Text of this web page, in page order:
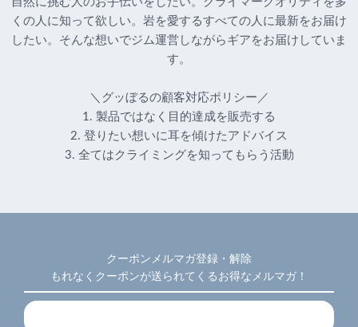
くの人に知って欲しい。岩を愛するすべての人に最新をお届け
したい。そんな想いでジム運営しながらギアをお届けしていま
す。
＼グッぼるの顧客対応ポリシー／
1. 製品ではなく目的達成を販売する
2. 登りたい想いに耳を傾けたアドバイス
3. 全てはクライミングを知ってもらう活動
クーポンメルマガ登録・解除
もれなくクーポンが送られてくるお得なメルマガ！